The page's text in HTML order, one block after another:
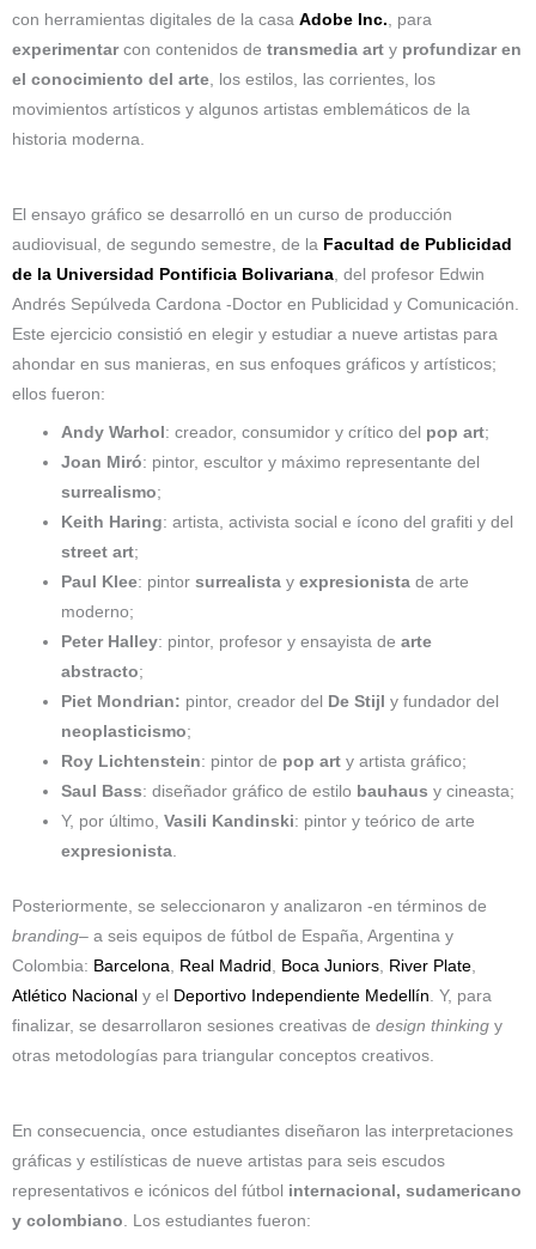
con herramientas digitales de la casa Adobe Inc. , para
experimentarcon contenidos de transmedia art y profundizar en
el conocimiento del arte , los estilos, las corrientes, los
movimientos artísticos y algunos artistas emblemáticos de la
historia moderna.
El ensayo gráfico se desarrolló en un curso de producción
audiovisual, de segundo semestre, de la Facultad de Publicidad
de la Universidad Pontificia Bolivariana, del profesor Edwin
Andrés Sepúlveda Cardona -Doctor en Publicidad y Comunicación.
Este ejercicio consistió en elegir y estudiar a nueve artistas para
ahondar en sus manieras, en sus enfoques gráficos y artísticos;
ellos fueron:
Andy Warhol : creador, consumidor y crítico del pop art;
Joan Miró: pintor, escultor y máximo representante del
surrealismo;
Keith Haring: artista, activista social e ícono del grafiti y del
street art;
Paul
Klee: pintorsurrealista yexpresionista de arte
moderno;
Peter Halley: pintor, profesor y ensayista dearte
abstracto;
Piet Mondrian: pintor, creador del De Stijl y fundador del
neoplasticismo;
Roy Lichtenstein: pintor de pop arty artista gráfico;
Saul
Bass: diseñador gráfico de estilo bauhaus y cineasta;
Y, por último,Vasili Kandinski: pintor y teórico de arte
expresionista.
Posteriormente, se seleccionaron y analizaron -en términos de
branding– a seis equipos de fútbol de España, Argentina y
Colombia: Barcelona Real Madrid Boca Juniors River Plate
Atlético Nacional y el Deportivo Independiente Medellín . Y, para
finalizar, se desarrollaron sesiones creativas de design thinking y
otras metodologías para triangular conceptos creativos.
En consecuencia, once estudiantes diseñaron las interpretaciones
gráficas y estilísticas de nueve artistas para seis escudos
representativos e icónicos del fútbol internacional, sudamericano
y colombiano. Los estudiantes fueron: